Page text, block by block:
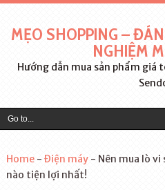
MẸO SHOPPING –
NGHIỆM
Hướng dẫn mua sản phẩm giá
Home- Điện máy- Nên mua lò
nào tiện lợi nhất!